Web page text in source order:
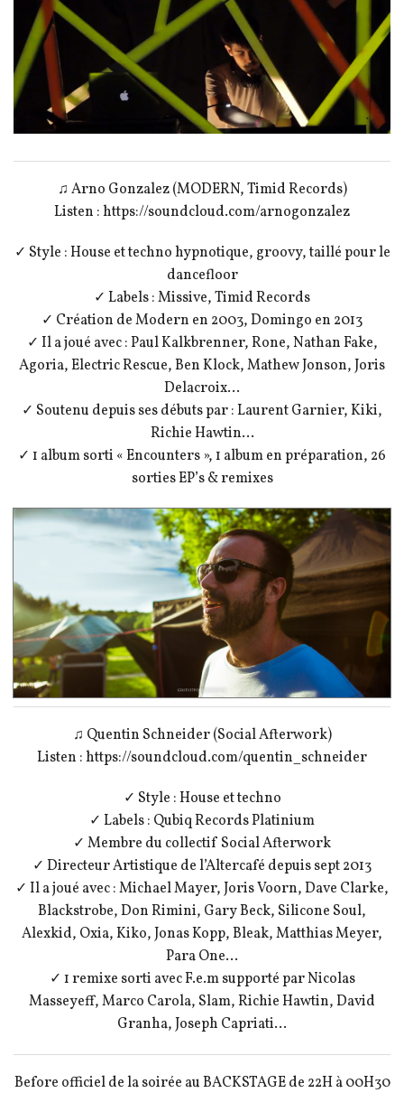
♫ Arno Gonzalez (MODERN, Timid Records)
Listen : https://soundcloud.com/arnogonzalez
✓ Style : House et techno hypnotique, groovy, taillé pour le
dancefloor
✓ Labels : Missive, Timid Records
✓ Création de Modern en 2003, Domingo en 2013
✓ Il a joué avec : Paul Kalkbrenner, Rone, Nathan Fake,
Agoria, Electric Rescue, Ben Klock, Mathew Jonson, Joris
Delacroix…
✓ Soutenu depuis ses débuts par : Laurent Garnier, Kiki,
Richie Hawtin…
✓ 1 album sorti « Encounters », 1 album en préparation, 26
sorties EP’s & remixes
♫ Quentin Schneider (Social Afterwork)
Listen : https://soundcloud.com/quentin_schneider
✓ Style : House et techno
✓ Labels : Qubiq Records Platinium
✓ Membre du collectif Social Afterwork
✓ Directeur Artistique de l’Altercafé depuis sept 2013
✓ Il a joué avec : Michael Mayer, Joris Voorn, Dave Clarke,
Blackstrobe, Don Rimini, Gary Beck, Silicone Soul,
Alexkid, Oxia, Kiko, Jonas Kopp, Bleak, Matthias Meyer,
Para One…
✓ 1 remixe sorti avec F.e.m supporté par Nicolas
Masseyeff, Marco Carola, Slam, Richie Hawtin, David
Granha, Joseph Capriati…
Before officiel de la soirée au BACKSTAGE de 22H à 00H30